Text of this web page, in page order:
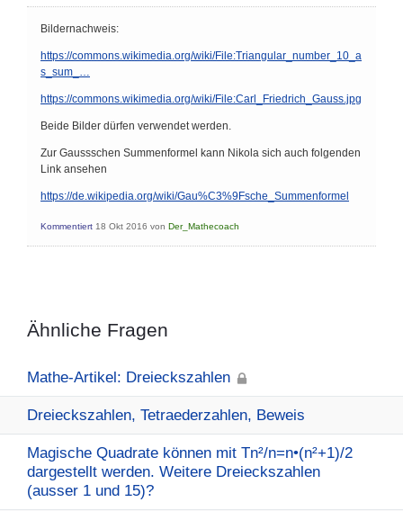
Bildernachweis:
https://commons.wikimedia.org/wiki/File:Triangular_number_10_a
s_sum_…
https://commons.wikimedia.org/wiki/File:Carl_Friedrich_Gauss.jpg
Beide Bilder dürfen verwendet werden.
Zur Gaussschen Summenformel kann Nikola sich auch folgenden
Link ansehen
https://de.wikipedia.org/wiki/Gau%C3%9Fsche_Summenformel
Kommentiert 18 Okt 2016 von Der_Mathecoach
Ähnliche Fragen
Mathe-Artikel: Dreieckszahlen
Dreieckszahlen, Tetraederzahlen, Beweis
Magische Quadrate können mit Tn²/n=n•(n²+1)/2
dargestellt werden. Weitere Dreieckszahlen
(ausser 1 und 15)?